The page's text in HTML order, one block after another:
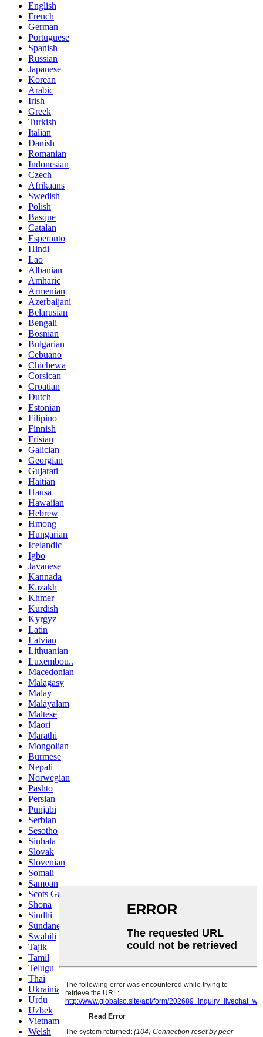
English
French
German
Portuguese
Spanish
Russian
Japanese
Korean
Arabic
Irish
Greek
Turkish
Italian
Danish
Romanian
Indonesian
Czech
Afrikaans
Swedish
Polish
Basque
Catalan
Esperanto
Hindi
Lao
Albanian
Amharic
Armenian
Azerbaijani
Belarusian
Bengali
Bosnian
Bulgarian
Cebuano
Chichewa
Corsican
Croatian
Dutch
Estonian
Filipino
Finnish
Frisian
Galician
Georgian
Gujarati
Haitian
Hausa
Hawaiian
Hebrew
Hmong
Hungarian
Icelandic
Igbo
Javanese
Kannada
Kazakh
Khmer
Kurdish
Kyrgyz
Latin
Latvian
Lithuanian
Luxembou..
Macedonian
Malagasy
Malay
Malayalam
Maltese
Maori
Marathi
Mongolian
Burmese
Nepali
Norwegian
Pashto
Persian
Punjabi
Serbian
Sesotho
Sinhala
Slovak
Slovenian
Somali
Samoan
Scots Gaelic
Shona
Sindhi
Sundanese
Swahili
Tajik
Tamil
Telugu
Thai
Ukrainian
Urdu
Uzbek
Vietnamese
Welsh